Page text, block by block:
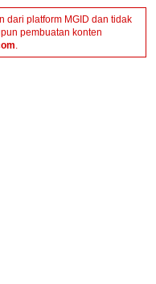
dari platform MGID dan tidak
pembuatan konten